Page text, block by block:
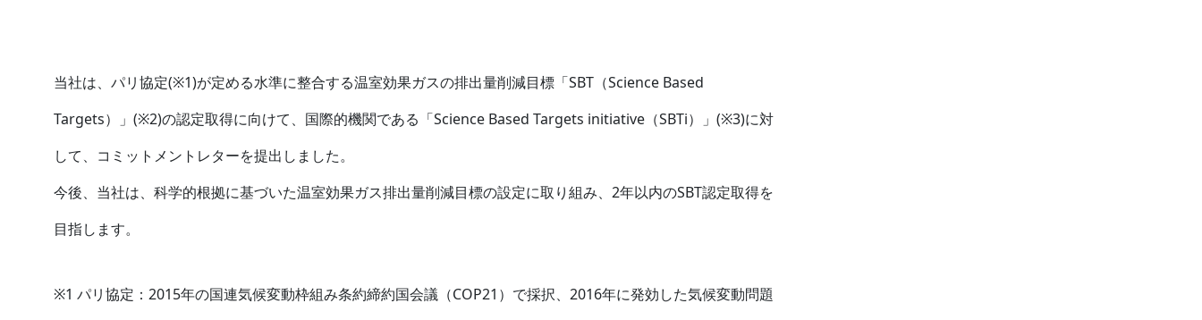
当社は、パリ協定(※1)が定める水準に整合する温室効果ガスの排出量削減目標「SBT（Science Based
Targets）」(※2)の認定取得に向けて、国際的機関である「Science Based Targets initiative（SBTi）」(※3)に対
して、コミットメントレターを提出しました。
今後、当社は、科学的根拠に基づいた温室効果ガス排出量削減目標の設定に取り組み、2年以内のSBT認定取得を
目指します。
※1 パリ協定：2015年の国連気候変動枠組み条約締約国会議（COP21）で採択、2016年に発効した気候変動問題